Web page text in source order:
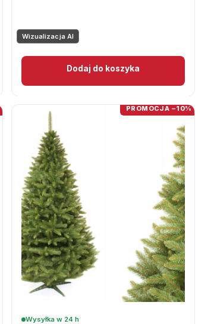
Wizualizacja AI
Dodaj do koszyka
PROMOCJA −10%
Wysyłka w 24 h